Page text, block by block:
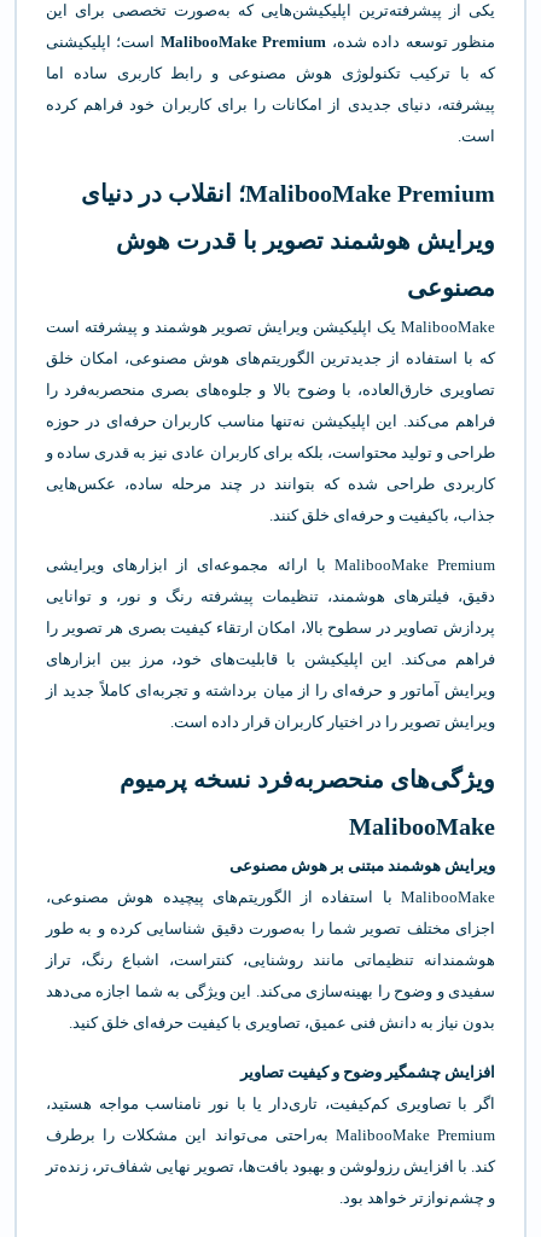
یکی از پیشرفته‌ترین اپلیکیشن‌هایی که به‌صورت تخصصی برای این
منظور توسعه داده شده، MalibooMake Premium است؛ اپلیکیشنی
که با ترکیب تکنولوژی هوش مصنوعی و رابط کاربری ساده اما
پیشرفته، دنیای جدیدی از امکانات را برای کاربران خود فراهم کرده
است.
MalibooMake Premium؛ انقلاب در دنیای
ویرایش هوشمند تصویر با قدرت هوش
مصنوعی
MalibooMake یک اپلیکیشن ویرایش تصویر هوشمند و پیشرفته است
که با استفاده از جدیدترین الگوریتم‌های هوش مصنوعی، امکان خلق
تصاویری خارق‌العاده، با وضوح بالا و جلوه‌های بصری منحصربه‌فرد را
فراهم می‌کند. این اپلیکیشن نه‌تنها مناسب کاربران حرفه‌ای در حوزه
طراحی و تولید محتواست، بلکه برای کاربران عادی نیز به قدری ساده و
کاربردی طراحی شده که بتوانند در چند مرحله ساده، عکس‌هایی
جذاب، باکیفیت و حرفه‌ای خلق کنند.
MalibooMake Premium با ارائه مجموعه‌ای از ابزارهای ویرایشی
دقیق، فیلترهای هوشمند، تنظیمات پیشرفته رنگ و نور، و توانایی
پردازش تصاویر در سطوح بالا، امکان ارتقاء کیفیت بصری هر تصویر را
فراهم می‌کند. این اپلیکیشن با قابلیت‌های خود، مرز بین ابزارهای
ویرایش آماتور و حرفه‌ای را از میان برداشته و تجربه‌ای کاملاً جدید از
ویرایش تصویر را در اختیار کاربران قرار داده است.
ویژگی‌های منحصربه‌فرد نسخه پرمیوم
MalibooMake
ویرایش هوشمند مبتنی بر هوش مصنوعی
MalibooMake با استفاده از الگوریتم‌های پیچیده هوش مصنوعی،
اجزای مختلف تصویر شما را به‌صورت دقیق شناسایی کرده و به طور
هوشمندانه تنظیماتی مانند روشنایی، کنتراست، اشباع رنگ، تراز
سفیدی و وضوح را بهینه‌سازی می‌کند. این ویژگی به شما اجازه می‌دهد
بدون نیاز به دانش فنی عمیق، تصاویری با کیفیت حرفه‌ای خلق کنید.
افزایش چشمگیر وضوح و کیفیت تصاویر
اگر با تصاویری کم‌کیفیت، تاری‌دار یا با نور نامناسب مواجه هستید،
MalibooMake Premium به‌راحتی می‌تواند این مشکلات را برطرف
کند. با افزایش رزولوشن و بهبود بافت‌ها، تصویر نهایی شفاف‌تر، زنده‌تر
و چشم‌نوازتر خواهد بود.